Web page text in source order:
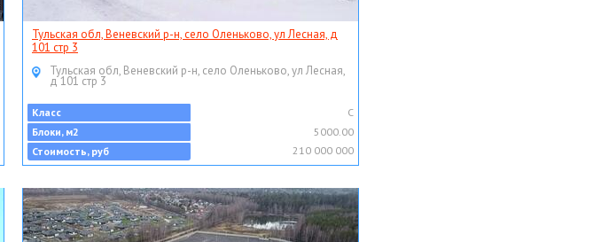
Тульская обл, Веневский р-н, село Оленьково, ул Лесная, д
101 стр 3
Тульская обл, Веневский р-н, село Оленьково, ул Лесная,
д 101 стр 3
Класс
C
Блоки, м2
5000.00
Стоимость, руб
210 000 000